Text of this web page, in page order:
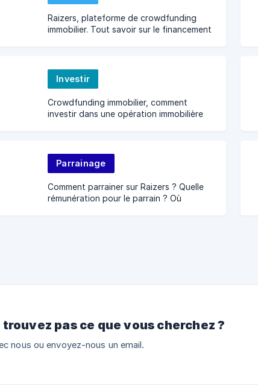
Raizers, plateforme de crowdfunding
immobilier. Tout savoir sur le financement
Investir
Crowdfunding immobilier, comment
investir dans une opération immobilière
Parrainage
Comment parrainer sur Raizers ? Quelle
rémunération pour le parrain ? Où
trouvez pas ce que vous cherchez ?
nous ou envoyez-nous un email.